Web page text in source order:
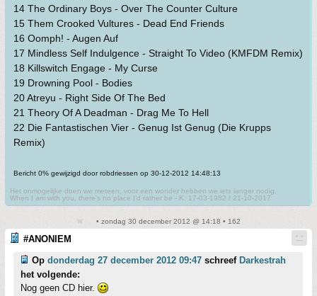
14 The Ordinary Boys - Over The Counter Culture
15 Them Crooked Vultures - Dead End Friends
16 Oomph! - Augen Auf
17 Mindless Self Indulgence - Straight To Video (KMFDM Remix)
18 Killswitch Engage - My Curse
19 Drowning Pool - Bodies
20 Atreyu - Right Side Of The Bed
21 Theory Of A Deadman - Drag Me To Hell
22 Die Fantastischen Vier - Genug Ist Genug (Die Krupps
Remix)
Bericht 0% gewijzigd door robdriessen op 30-12-2012 14:48:13
Het onmogelijke doen we meteen, voor een wonder hebben we iets langer nodig.
When I am with you, there's no place I'd rather be - K. 17-03-1982 / 21-10-2017
• zondag 30 december 2012 @ 14:18 • 162
#ANONIEM
Op donderdag 27 december 2012 09:47 schreef Darkestrah
het volgende:
Nog geen CD hier.